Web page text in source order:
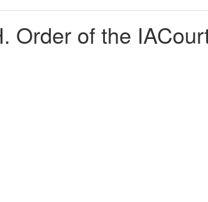
Order of the